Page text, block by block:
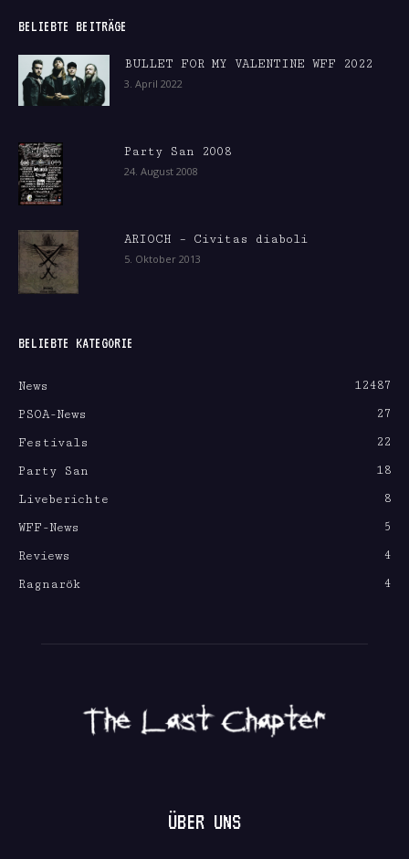
BELIEBTE BEITRÄGE
BULLET FOR MY VALENTINE WFF 2022
3. April 2022
Party San 2008
24. August 2008
ARIOCH – Civitas diaboli
5. Oktober 2013
BELIEBTE KATEGORIE
News
12487
PSOA-News
27
Festivals
22
Party San
18
Liveberichte
8
WFF-News
5
Reviews
4
Ragnarök
4
ÜBER UNS